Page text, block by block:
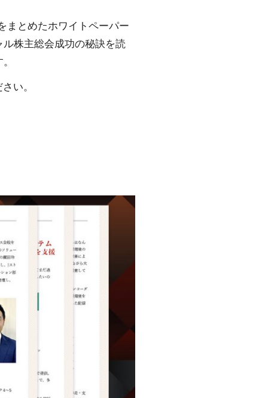
まとめたホワイトペーパー
株主総会成功の秘訣を読
い。